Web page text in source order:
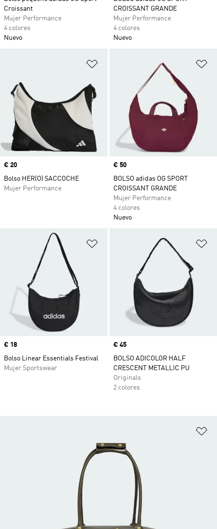
Croissant
Mujer Performance
4 colores
Nuevo
CROISSANT GRANDE
Mujer Performance
4 colores
Nuevo
Añadir a la lista de deseos
Precio
€ 20
Bolso HER(O) SACCOCHE
Mujer Performance
Precio
€ 50
BOLSO adidas OG SPORT
CROISSANT GRANDE
Mujer Performance
4 colores
Nuevo
Añadir a la lista de deseos
Precio
€ 18
Bolso Linear Essentials Festival
Mujer Sportswear
Precio
€ 45
BOLSO ADICOLOR HALF
CRESCENT METALLIC PU
Originals
2 colores